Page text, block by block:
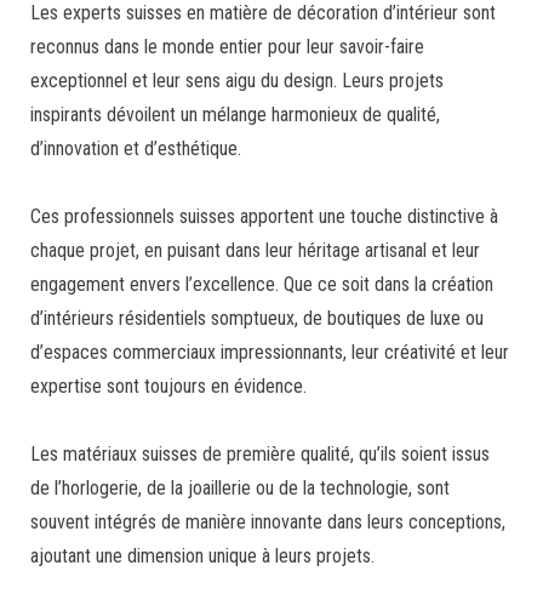
Les experts suisses en matière de décoration d’intérieur sont
reconnus dans le monde entier pour leur savoir-faire
exceptionnel et leur sens aigu du design. Leurs projets
inspirants dévoilent un mélange harmonieux de qualité,
d’innovation et d’esthétique.
Ces professionnels suisses apportent une touche distinctive à
chaque projet, en puisant dans leur héritage artisanal et leur
engagement envers l’excellence. Que ce soit dans la création
d’intérieurs résidentiels somptueux, de boutiques de luxe ou
d’espaces commerciaux impressionnants, leur créativité et leur
expertise sont toujours en évidence.
Les matériaux suisses de première qualité, qu’ils soient issus
de l’horlogerie, de la joaillerie ou de la technologie, sont
souvent intégrés de manière innovante dans leurs conceptions,
ajoutant une dimension unique à leurs projets.